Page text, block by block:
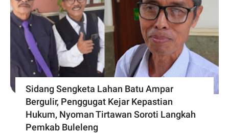
Sidang Sengketa Lahan Batu Ampar
Bergulir, Penggugat Kejar Kepastian
Hukum, Nyoman Tirtawan Soroti Langkah
Pemkab Buleleng